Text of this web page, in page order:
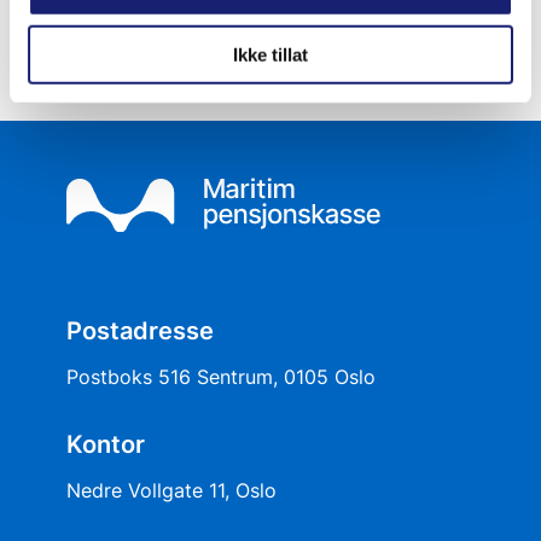
Ikke tillat
Postadresse
Postboks 516 Sentrum, 0105 Oslo
Kontor
Nedre Vollgate 11, Oslo